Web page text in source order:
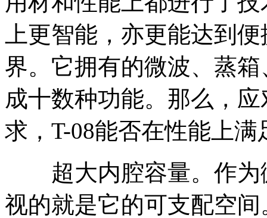
上更智能，亦更能达到
界。它拥有的微波、蒸
成十数种功能。那么，
求，T-08能否在性能上
超大内腔容量。作为
视的就是它的可支配空